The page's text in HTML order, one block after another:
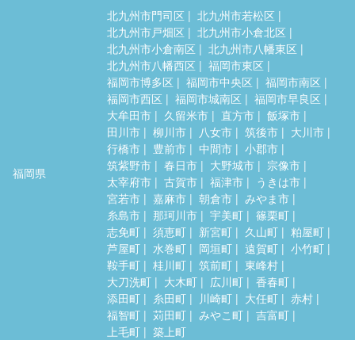
福岡県
北九州市門司区
北九州市若松区
北九州市戸畑区
北九州市小倉北区
北九州市小倉南区
北九州市八幡東区
北九州市八幡西区
福岡市東区
福岡市博多区
福岡市中央区
福岡市南区
福岡市西区
福岡市城南区
福岡市早良区
大牟田市
久留米市 直方市
飯塚市
田川市
柳川市 八女市 筑後市
大川市
行橋市
豊前市 中間市
小郡市
筑紫野市
春日市 大野城市
宗像市
太宰府市
古賀市 福津市
うきは市
宮若市
嘉麻市 朝倉市
みやま市
糸島市
那珂川市 宇美町
篠栗町
志免町
須恵町 新宮町 久山町
粕屋町
芦屋町
水巻町 岡垣町 遠賀町
小竹町
鞍手町
桂川町 筑前町
東峰村
大刀洗町
大木町 広川町
香春町
添田町
糸田町 川崎町 大任町
赤村
福智町
苅田町 みやこ町
吉富町
上毛町
築上町